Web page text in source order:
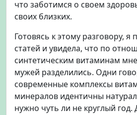
что заботимся о своем
своих близких.
Готовясь к этому разговору,
статей и увидела, что по
синтетическим витаминам
мужей разделились. Одни
современные комплексы
минералов идентичны
нужно чуть ли не круглый год.